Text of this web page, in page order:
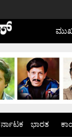
ಭಾರತ